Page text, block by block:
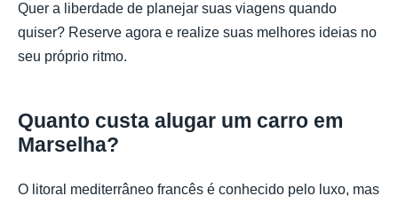
Quer a liberdade de planejar suas viagens quando
quiser? Reserve agora e realize suas melhores ideias no
seu próprio ritmo.
Quanto custa alugar um carro em
Marselha?
O litoral mediterrâneo francês é conhecido pelo luxo, mas